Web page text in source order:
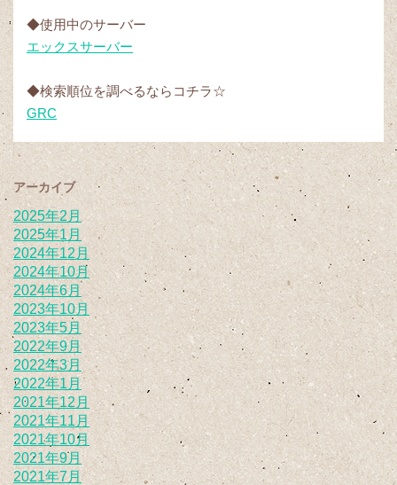
◆使用中のサーバー
エックスサーバー
◆検索順位を調べるならコチラ☆
GRC
アーカイブ
2025年2月
2025年1月
2024年12月
2024年10月
2024年6月
2023年10月
2023年5月
2022年9月
2022年3月
2022年1月
2021年12月
2021年11月
2021年10月
2021年9月
2021年7月